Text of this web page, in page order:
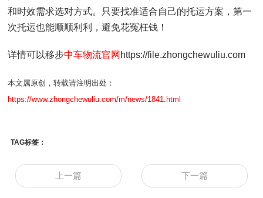
和时效需求选对方式。只要找准适合自己的托运方案，第一
次托运也能顺顺利利，避免花冤枉钱！
详情可以移步中车物流官网 https://file.zhongchewuliu.com
本文属原创，转载请注明出处：
https://www.zhongchewuliu.com/m/news/1841.html
TAG标签：
上一篇 下一篇